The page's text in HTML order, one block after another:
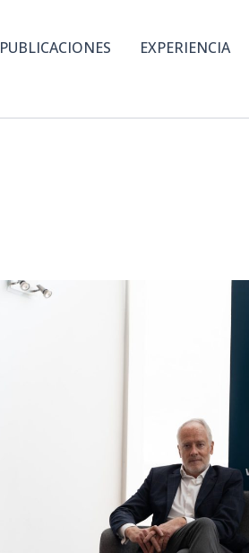
PUBLICACIONES EXPERIENCIA